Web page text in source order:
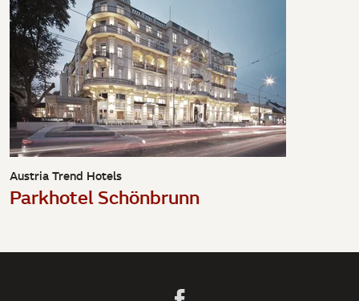
Austria Trend Hotels
Parkhotel Schönbrunn